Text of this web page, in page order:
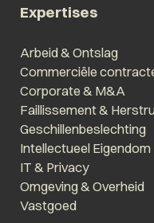
Expertises
Arbeid & Ontslag
Commerciële
Corporate & M&A
Faillissement &
Geschillenbeslechting
Intellectueel Eigendom
IT & Privacy
Omgeving & Overheid
Vastgoed